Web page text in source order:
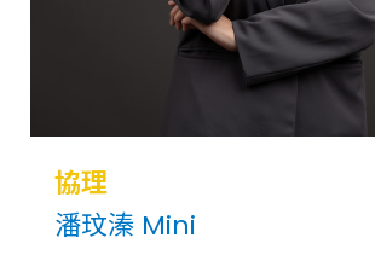
協理
潘玟溱 Mini